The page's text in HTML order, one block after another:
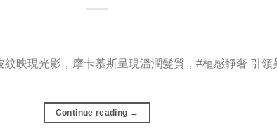
映現光影，摩卡慕斯呈現溫潤髮質，#植感靜奢 引領
Continue reading →